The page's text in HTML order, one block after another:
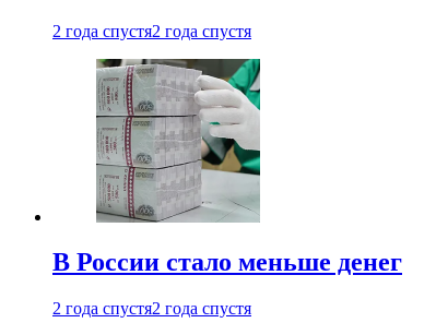
2 года спустя2 года спустя
В России стало меньше денег
2 года спустя2 года спустя